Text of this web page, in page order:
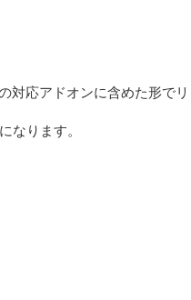
対応アドオンに含めた形で
なります。